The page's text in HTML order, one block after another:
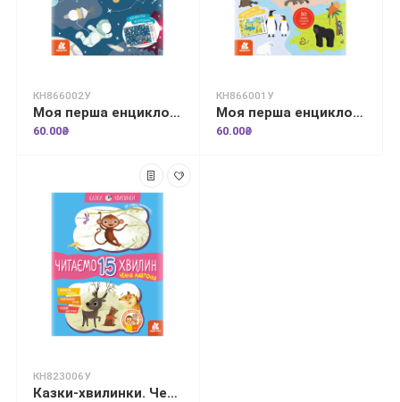
КН866002У
Моя перша енциклопедія. Загадковий космос
60.00₴
КН866001У
Моя перша енциклопедія. У світі тварин
60.00₴
КН823006У
Казки-хвилинки. Чемна мавпочка. Читаємо 15 хвилин. 3-й рівень складності